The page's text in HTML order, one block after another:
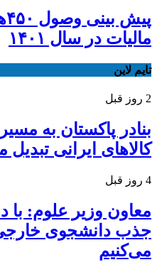
مالیات در سال ۱۴۰۱
تایم لاین
2 روز قبل
بنادر پاکستان به
کالاهای ایرانی
4 روز قبل
معاون وزیر علوم: با
جذب دانشجوی
می‌کنیم